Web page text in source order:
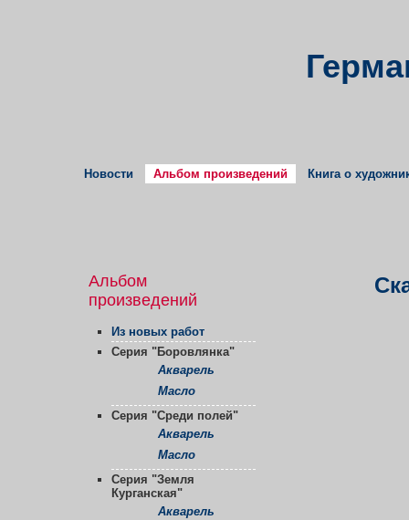
Новости Альбом произведений Книга о
Альбом
произведений
Из новых работ
Серия "Боровлянка"
Акварель
Масло
Серия "Среди полей"
Акварель
Масло
Серия "Земля
Курганская"
Акварель